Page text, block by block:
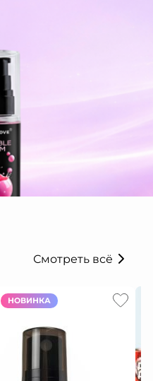
Смотреть всё
НОВИНКА